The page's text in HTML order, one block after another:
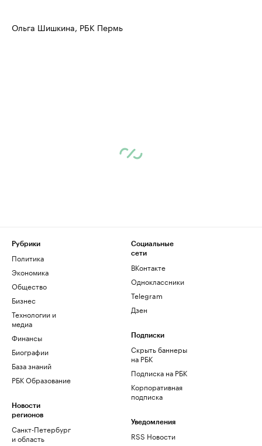
Ольга Шишкина, РБК Пермь
Рубрики
Политика
Экономика
Общество
Бизнес
Технологии и
медиа
Финансы
Биографии
База знаний
РБК Образование
Новости
регионов
Санкт-Петербург
и область
Социальные
сети
ВКонтакте
Одноклассники
Telegram
Дзен
Подписки
Скрыть баннеры
на РБК
Подписка на РБК
Корпоративная
подписка
Уведомления
RSS Новости